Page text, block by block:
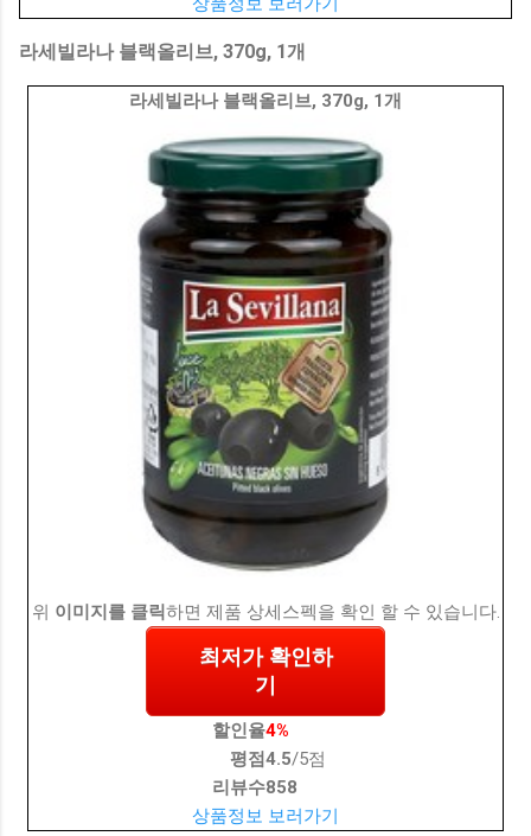
라세빌라나 블랙올리브, 370g, 1개
라세빌라나 블랙올리브, 370g, 1개
위 이미지를 클릭하면 제품 상세스펙을 확인 할 수 있습니다.
최저가 확인하
기
할인율4%
평점4.5/5점
리뷰수858
상품정보 보러가기